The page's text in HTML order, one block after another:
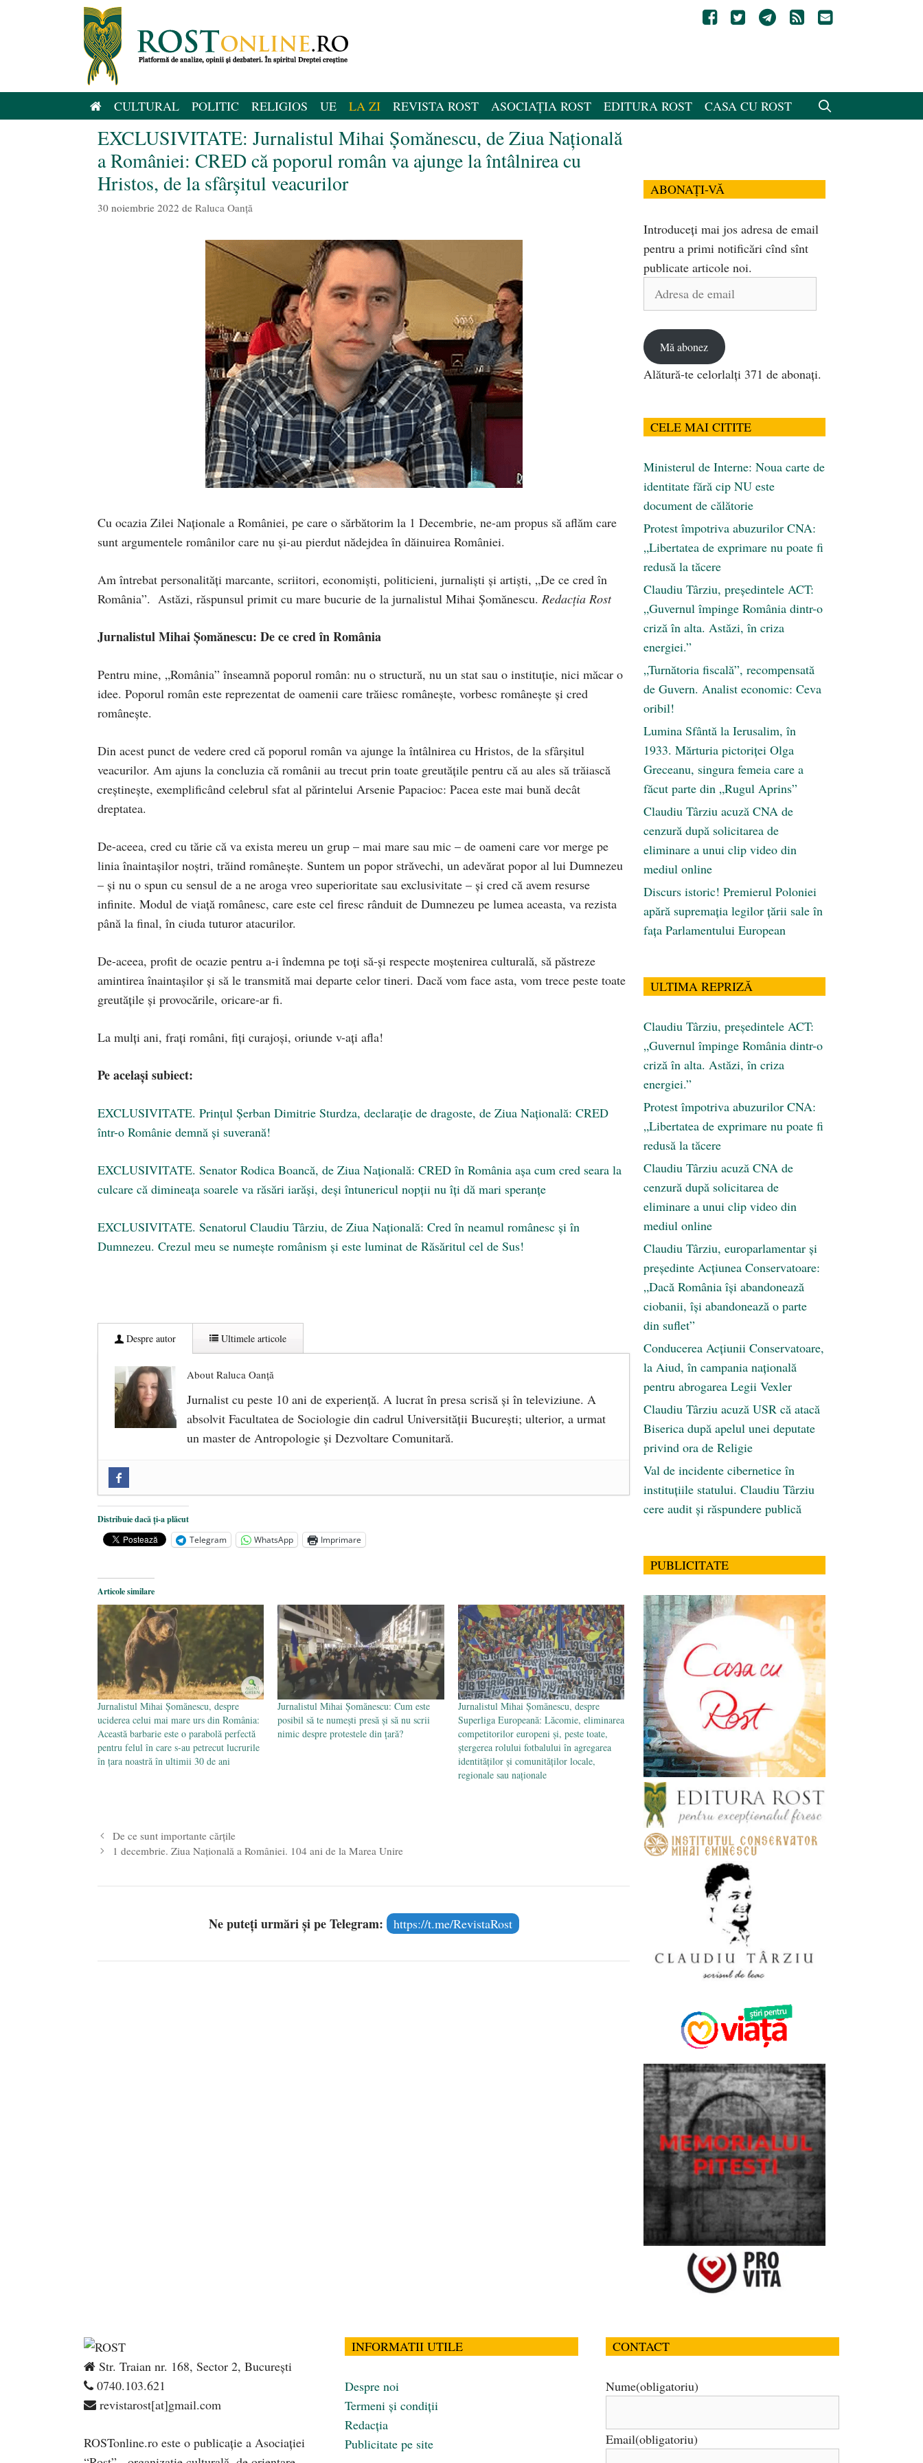
CULTURAL POLITIC RELIGIOS UE LA ZI REVISTA ROST ASOCIAȚIA ROST EDITURA ROST CASA CU ROST
EXCLUSIVITATE: Jurnalistul Mihai Șomănescu, de Ziua Națională
a României: CRED că poporul român va ajunge la întâlnirea cu
Hristos, de la sfârșitul veacurilor
30 noiembrie 2022 de Raluca Oanță
Cu ocazia Zilei Naționale a României, pe care o sărbătorim la 1 Decembrie, ne-am propus să aflăm care
sunt argumentele românilor care nu și-au pierdut nădejdea în dăinuirea României.
Am întrebat personalități marcante, scriitori, economiști, politicieni, jurnaliști și artiști, „De ce cred în
România”. Astăzi, răspunsul primit cu mare bucurie de la jurnalistul Mihai Șomănescu. Redacția Rost
Jurnalistul Mihai Șomănescu: De ce cred în România
Pentru mine, „România” înseamnă poporul român: nu o structură, nu un stat sau o instituție, nici măcar o
idee. Poporul român este reprezentat de oamenii care trăiesc românește, vorbesc românește și cred
românește.
Din acest punct de vedere cred că poporul român va ajunge la întâlnirea cu Hristos, de la sfârșitul
veacurilor. Am ajuns la concluzia că românii au trecut prin toate greutățile pentru că au ales să trăiască
creștinește, exemplificând celebrul sfat al părintelui Arsenie Papacioc: Pacea este mai bună decât
dreptatea.
De-aceea, cred cu tărie că va exista mereu un grup – mai mare sau mic – de oameni care vor merge pe
linia înaintașilor noștri, trăind românește. Suntem un popor străvechi, un adevărat popor al lui Dumnezeu
– și nu o spun cu sensul de a ne aroga vreo superioritate sau exclusivitate – și cred că avem resurse
infinite. Modul de viață românesc, care este cel firesc rânduit de Dumnezeu pe lumea aceasta, va rezista
până la final, în ciuda tuturor atacurilor.
De-aceea, profit de ocazie pentru a-i îndemna pe toți să-și respecte moștenirea culturală, să păstreze
amintirea înaintașilor și să le transmită mai departe celor tineri. Dacă vom face asta, vom trece peste toate
greutățile și provocările, oricare-ar fi.
La mulți ani, frați români, fiți curajoși, oriunde v-ați afla!
Pe același subiect:
EXCLUSIVITATE. Prințul Șerban Dimitrie Sturdza, declarație de dragoste, de Ziua Națională: CRED
într-o Românie demnă și suverană!
EXCLUSIVITATE. Senator Rodica Boancă, de Ziua Națională: CRED în România așa cum cred seara la
culcare că dimineața soarele va răsări iarăși, deși întunericul nopții nu îți dă mari speranțe
EXCLUSIVITATE. Senatorul Claudiu Târziu, de Ziua Națională: Cred în neamul românesc și în
Dumnezeu. Crezul meu se numește românism și este luminat de Răsăritul cel de Sus!
Despre autor Ultimele articole
About Raluca Oanță
Jurnalist cu peste 10 ani de experiență. A lucrat în presa scrisă și în televiziune. A
absolvit Facultatea de Sociologie din cadrul Universității București; ulterior, a urmat
un master de Antropologie și Dezvoltare Comunitară.
comemorat la 102 ani de la naștere - 29 iulie 2024
„Carnea cultivată” în laborator, tot mai aproape de autorizare pentru comercializare în UE
iulie 2024
2024
Distribuie dacă ți-a plăcut
Telegram
WhatsApp Imprimare
Articole similare
Jurnalistul Mihai Șomănescu, despre
uciderea celui mai mare urs din România:
Această barbarie este o parabolă perfectă
pentru felul în care s-au petrecut lucrurile
în țara noastră în ultimii 30 de ani
Jurnalistul Mihai Șomănescu: Cum este
posibil să te numești presă și să nu scrii
nimic despre protestele din țară?
Jurnalistul Mihai Șomănescu, despre
Superliga Europeană: Lăcomie, eliminarea
competitorilor europeni și, peste toate,
ștergerea rolului fotbalului în agregarea
identităților și comunităților locale,
regionale sau naționale
De ce sunt importante cărțile
1 decembrie. Ziua Națională a României. 104 ani de la Marea Unire
Ne puteți urmări și pe Telegram: https://t.me/RevistaRost
ABONAȚI-VĂ
Introduceți mai jos adresa de email
pentru a primi notificări cînd sînt
publicate articole noi.
Adresa
Mă abonez
Alătură-te celorlalți 371 de abonați.
CELE MAI CITITE
Ministerul de Interne: Noua carte de
identitate fără cip NU este
document de călătorie
Protest împotriva abuzurilor CNA:
„Libertatea de exprimare nu poate fi
redusă la tăcere
Claudiu Târziu, președintele ACT:
„Guvernul împinge România dintr-o
criză în alta. Astăzi, în criza
energiei.”
„Turnătoria fiscală”, recompensată
de Guvern. Analist economic: Ceva
oribil!
Lumina Sfântă la Ierusalim, în
1933. Mărturia pictoriței Olga
Greceanu, singura femeia care a
făcut parte din „Rugul Aprins”
Claudiu Târziu acuză CNA de
cenzură după solicitarea de
eliminare a unui clip video din
mediul online
Discurs istoric! Premierul Poloniei
apără supremația legilor țării sale în
fața Parlamentului European
ULTIMA REPRIZĂ
Claudiu Târziu, președintele ACT:
„Guvernul împinge România dintr-o
criză în alta. Astăzi, în criza
energiei.”
Protest împotriva abuzurilor CNA:
„Libertatea de exprimare nu poate fi
redusă la tăcere
Claudiu Târziu acuză CNA de
cenzură după solicitarea de
eliminare a unui clip video din
mediul online
Claudiu Târziu, europarlamentar și
președinte Acțiunea Conservatoare:
„Dacă România își abandonează
ciobanii, își abandonează o parte
din suflet”
Conducerea Acțiunii Conservatoare,
la Aiud, în campania națională
pentru abrogarea Legii Vexler
Claudiu Târziu acuză USR că atacă
Biserica după apelul unei deputate
privind ora de Religie
Val de incidente cibernetice în
instituțiile statului. Claudiu Târziu
cere audit și răspundere publică
PUBLICITATE
Str. Traian nr. 168, Sector 2, București
0740.103.621
revistarost[at]gmail.com
ROSTonline.ro este o publicaţie a Asociaţiei
INFORMATII UTILE
Despre noi
Termeni și condiții
Redacția
Publicitate pe site
CONTACT
Nume(obligatoriu)
Email(obligatoriu)